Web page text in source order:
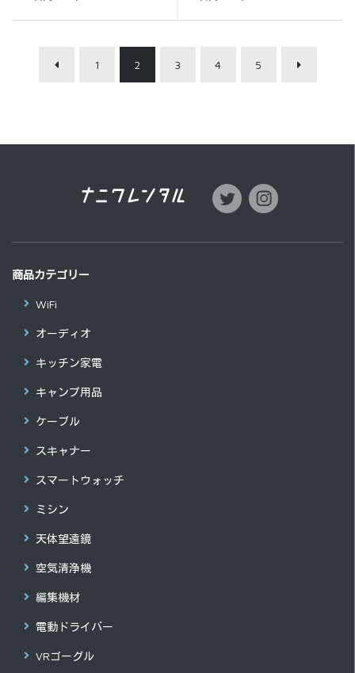
1 2 3 4 5
商品カテゴリー
WiFi
オーディオ
キッチン家電
キャンプ用品
ケーブル
スキャナー
スマートウォッチ
ミシン
天体望遠鏡
空気清浄機
編集機材
電動ドライバー
VRゴーグル